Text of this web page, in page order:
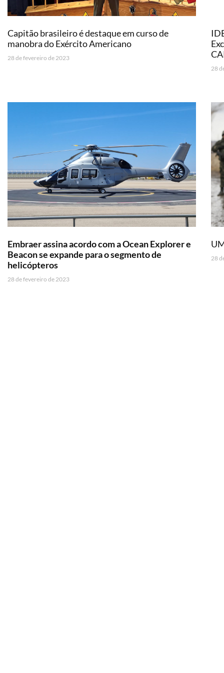
Capitão brasileiro é destaque em curso de
manobra do Exército Americano
28 de fevereiro de 2023
28
Embraer assina acordo com a Ocean Explorer e
Beacon se expande para o segmento de
helicópteros
28 de fevereiro de 2023
28